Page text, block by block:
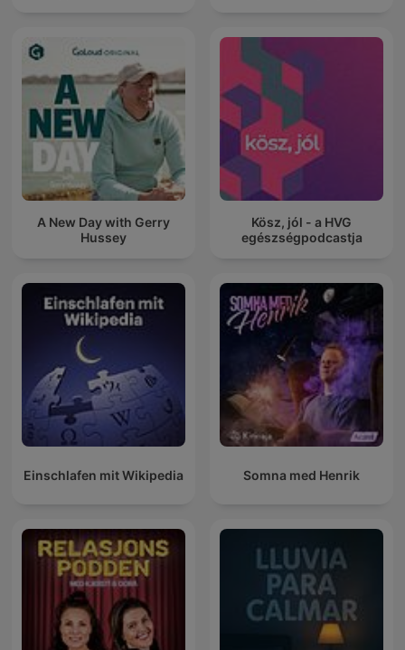
A New Day with Gerry
Hussey
Kösz, jól - a HVG
egészségpodcastja
Einschlafen mit Wikipedia Somna med Henrik